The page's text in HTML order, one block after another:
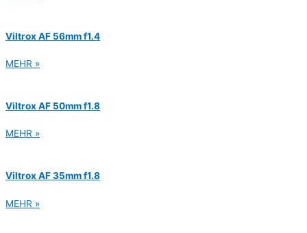
Viltrox AF 56mm f1.4
MEHR »
Viltrox AF 50mm f1.8
MEHR »
Viltrox AF 35mm f1.8
MEHR »